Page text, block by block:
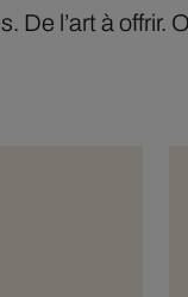
De l’art à